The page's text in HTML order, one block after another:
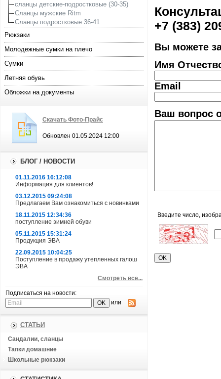
сланцы детские-подростковые (30-35)
Сланцы мужские Ritm
Сланцы подростковые 36-41
Рюкзаки
Молодежные сумки на плечо
Сумки
Летняя обувь
Обложки на документы
Скачать Фото-Прайс
Обновлен 01.05.2024 12:00
БЛОГ / НОВОСТИ
01.11.2016 16:12:08
Информация для клиентов!
03.12.2015 09:24:08
Предлагаем Вам ознакомиться с новинками
18.11.2015 12:34:36
поступление зимней обуви
05.11.2015 15:31:24
Продукция ЭВА
22.09.2015 10:04:25
Поступление в продажу утепленных галош
ЭВА
Смотреть все...
Подписаться на новости:
или
СТАТЬИ
Сандалии, сланцы
Тапки домашние
Школьные рюкзаки
+7 (383)
Вы можете
Имя
Email
Ваш вопрос
Введите число,